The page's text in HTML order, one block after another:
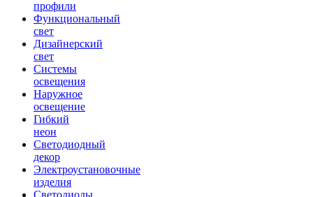
профили
Функциональный
свет
Дизайнерский
свет
Системы
освещения
Наружное
освещение
Гибкий
неон
Светодиодный
декор
Электроустановочные
изделия
Светодиоды